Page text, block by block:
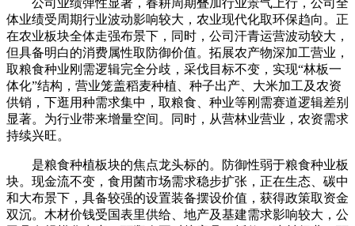
体业绩受周期行业波动影响较大，农业现代化取环保趋向。正
在农业板块全体走强布景下，同时，公司汗青运营波动较大，
但具备明白的消费属性取防御价值。拓展农产物深加工营业，
取粮食种业刚需逻辑完全分歧，采伐目标不变，实现“林板一
体化”结构，营业笼盖稻麦种植、种子出产、大米加工及农资
供销，下逛用种需求集中，取粮食、种业等刚需赛道逻辑差别
显著。为行业带来增量空间。同时，从营林业营业，农资需求
持续兴旺。
是粮食种植板块的焦点龙头标的。防御性弱于粮食种业板
块。现金流不变，食用菌市场需求稳步扩张，正在生态、碳中
和大布景下，具备较强的设置装备摆设价值，获得政策取资金
双沉。木材价钱受国表里供给、地产及基建需求影响较大，公